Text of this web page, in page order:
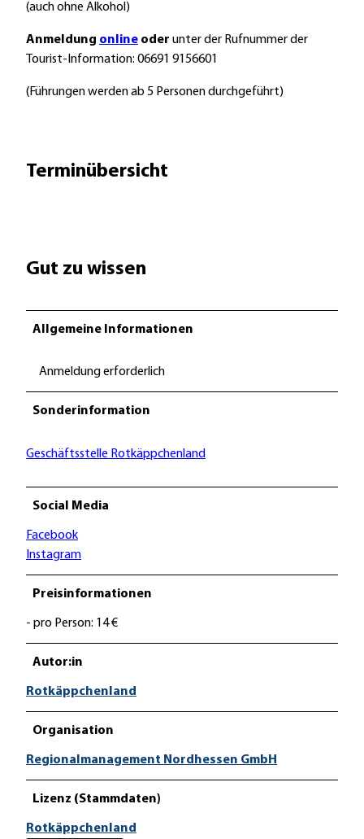
(auch ohne Alkohol)
Anmeldung online oder unter der Rufnummer der
Tourist-Information: 06691 9156601
(Führungen werden ab 5 Personen durchgeführt)
Terminübersicht
Gut zu wissen
Allgemeine Informationen
Anmeldung erforderlich
Sonderinformation
Geschäftsstelle Rotkäppchenland
Social Media
Facebook
Instagram
Preisinformationen
- pro Person: 14 €
Autor:in
Rotkäppchenland
Organisation
Regionalmanagement Nordhessen GmbH
Lizenz (Stammdaten)
Rotkäppchenland